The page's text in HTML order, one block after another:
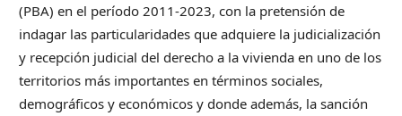
(PBA) en el período 2011-2023, con la pretensión de
indagar las particularidades que adquiere la judicialización
y recepción judicial del derecho a la vivienda en uno de los
territorios más importantes en términos sociales,
demográficos y económicos y donde además, la sanción